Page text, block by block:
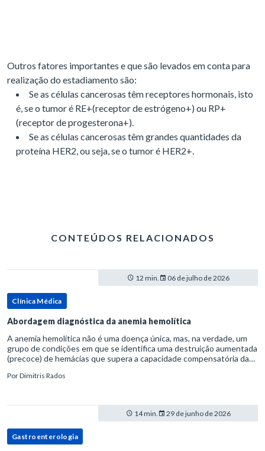
Outros fatores importantes e que são levados em conta para
realização do estadiamento são:
Se as células cancerosas têm receptores hormonais, isto
é, se o tumor é RE+(receptor de estrógeno+) ou RP+
(receptor de progesterona+).
Se as células cancerosas têm grandes quantidades da
proteína HER2, ou seja, se o tumor é HER2+.
CONTEÚDOS RELACIONADOS
12 min. 06 de julho de 2026
Clínica Médica
Abordagem diagnóstica da anemia hemolítica
A anemia hemolítica não é uma doença única, mas, na verdade, um
grupo de condições em que se identifica uma destruição aumentada
(precoce) de hemácias que supera a capacidade compensatória da
PorDimitris Rados
14 min. 29 de junho de 2026
Gastroenterologia